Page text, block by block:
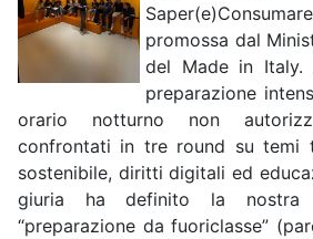
promossa dal
del Made in Italy.
preparazione
orario notturno non
confrontati in tre round su temi
sostenibile, diritti digitali ed
giuria ha definito la nostra
“preparazione da fuoriclasse”